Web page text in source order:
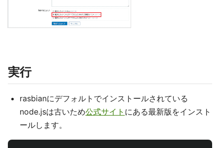
実行
rasbianにデフォルトでインストールされている
node.jsは古いため公式サイト にある最新版をインスト
ールします。